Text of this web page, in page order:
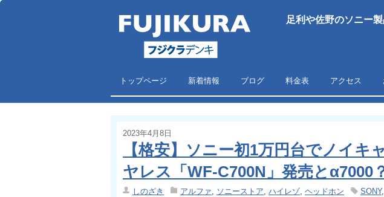
足利や佐野のソニー
トップページ 新着情報 ブログ 料金表 アクセス
2023年4月8日
【格安】ソニー初1万円台でノイキ
ヤレス「WF-C700N」発売とα7000
しのざき アルファ ソニーストア ハイレゾ, ヘッドホン SONY,